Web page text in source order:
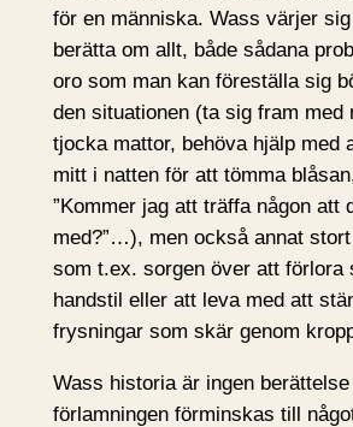
för en människa. Wass värjer
berätta om allt, både sådana
oro som man kan föreställa sig
den situationen (ta sig fram med
tjocka mattor, behöva hjälp med
mitt i natten för att tömma
”Kommer jag att träffa någon att
med?”…), men också annat
som t.ex. sorgen över att förlora
handstil eller att leva med att
frysningar som skär genom
Wass historia är ingen
förlamningen förminskas till